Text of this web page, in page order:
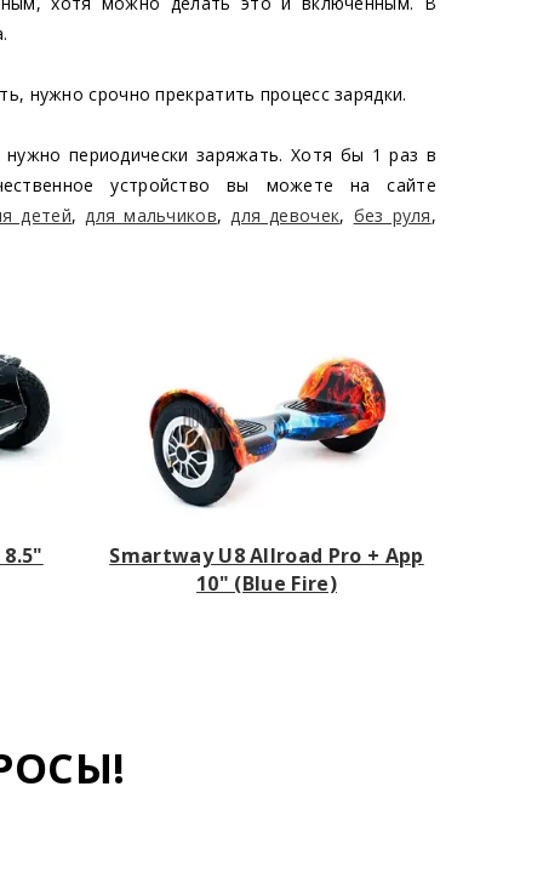
нужно срочно прекратить процесс зарядки.
нужно периодически заряжать. Хотя бы 1 раз в
устройство вы можете на сайте
детей,для мальчиков,для девочек, без руля,
Smartway U8 Allroad Pro + App
10" (Blue Fire)